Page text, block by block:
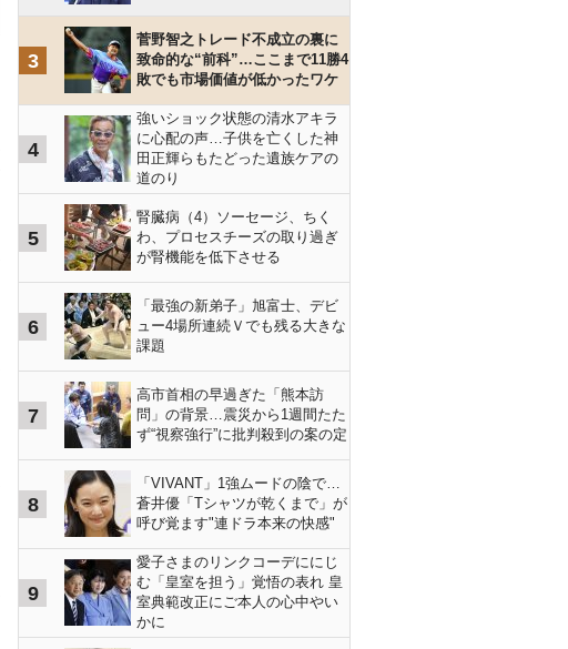
3
菅野智之トレード不成立の裏に
致命的な“前科”…ここまで11勝4
敗でも市場価値が低かったワケ
4
強いショック状態の清水アキラ
に心配の声…子供を亡くした神
田正輝らもたどった遺族ケアの
道のり
5
腎臓病（4）ソーセージ、ちく
わ、プロセスチーズの取り過ぎ
が腎機能を低下させる
6
「最強の新弟子」旭富士、デビ
ュー4場所連続Ｖでも残る大きな
課題
7
高市首相の早過ぎた「熊本訪
問」の背景…震災から1週間たた
ず“視察強行”に批判殺到の案の定
8
「VIVANT」1強ムードの陰で…
蒼井優「Tシャツが乾くまで」が
呼び覚ます"連ドラ本来の快感"
9
愛子さまのリンクコーデににじ
む「皇室を担う」覚悟の表れ 皇
室典範改正にご本人の心中やい
かに